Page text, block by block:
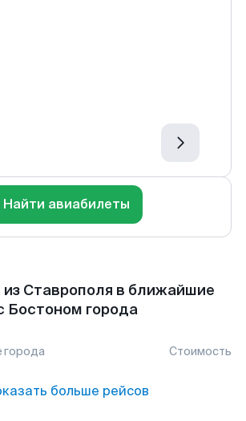
Найти авиабилеты
Ставрополя в ближайшие
Бостоном города
города Стоимость
больше рейсов